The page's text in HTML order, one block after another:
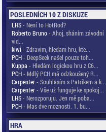
POSLEDNÍCH 10 Z DISKUZE
LHS- Není to HotRod?
Roberto Bruno- Ahoj, sháním závodní
vid...
kiwi - Zdravim, hledam hru, kte...
PCH- DeepSeek našel pouze toh...
Kuppa - Hledám logickou hru z C6...
PCH- Mdlý PCH má odzkoušený R...
Carpenter- Souhlasím s Patrikem a k...
Carpenter- Vše už funguje ke spokoj...
LHS- Nerozporuju. Jen mě poba...
PCH- Mas dve moznosti. 1. bu...
HRA